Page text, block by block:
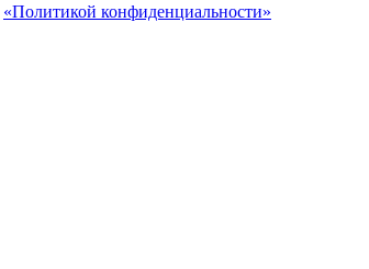
«Политикой конфиденциальности»